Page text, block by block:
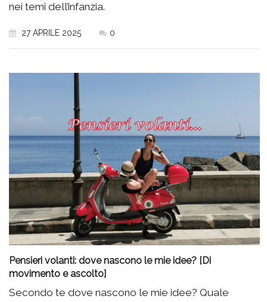
nei temi dell’infanzia.
27 APRILE 2025 0
Pensieri volanti: dove nascono le mie idee? [Di
movimento e ascolto]
Secondo te dove nascono le mie idee? Quale